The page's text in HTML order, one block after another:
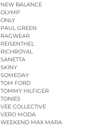
NEW BALANCE
OLYMP
ONLY
PAUL GREEN
RAGWEAR
REISENTHEL
RICHROYAL
SANETTA
SKINY
SOMEDAY
TOM FORD
TOMMY HILFIGER
TONIES
VEE COLLECTIVE
VERO MODA
WEEKEND MAX MARA